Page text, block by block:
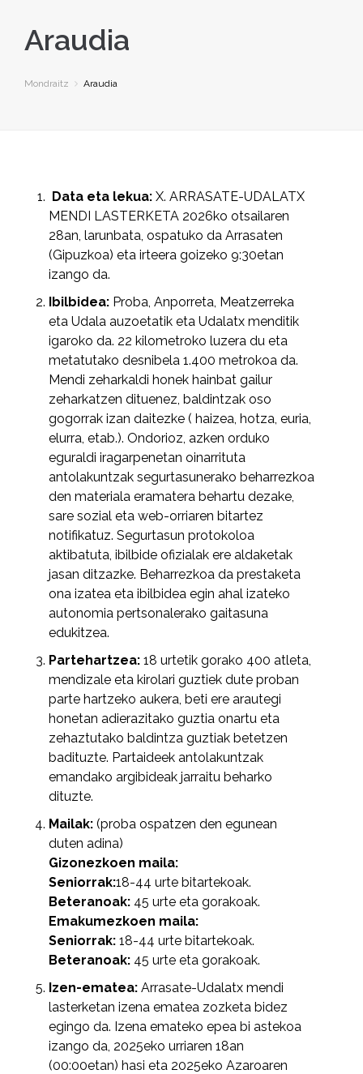
Araudia
Mondraitz Araudia
Data eta lekua: X. ARRASATE-UDALATX
MENDI LASTERKETA 2026ko otsailaren
28an, larunbata, ospatuko da Arrasaten
(Gipuzkoa) eta irteera goizeko 9:30etan
izango da.
Ibilbidea: Proba, Anporreta, Meatzerreka
eta Udala auzoetatik eta Udalatx menditik
igaroko da. 22 kilometroko luzera du eta
metatutako desnibela 1.400 metrokoa da.
Mendi zeharkaldi honek hainbat gailur
zeharkatzen dituenez, baldintzak oso
gogorrak izan daitezke ( haizea, hotza, euria,
elurra, etab.). Ondorioz, azken orduko
eguraldi iragarpenetan oinarrituta
antolakuntzak segurtasunerako beharrezkoa
den materiala eramatera behartu dezake,
sare sozial eta web-orriaren bitartez
notifikatuz. Segurtasun protokoloa
aktibatuta, ibilbide ofizialak ere aldaketak
jasan ditzazke. Beharrezkoa da prestaketa
ona izatea eta ibilbidea egin ahal izateko
autonomia pertsonalerako gaitasuna
edukitzea.
Partehartzea: 18 urtetik gorako 400 atleta,
mendizale eta kirolari guztiek dute proban
parte hartzeko aukera, beti ere arautegi
honetan adierazitako guztia onartu eta
zehaztutako baldintza guztiak betetzen
badituzte. Partaideek antolakuntzak
emandako argibideak jarraitu beharko
dituzte.
Mailak: (proba ospatzen den egunean
duten adina)
Gizonezkoen maila:
Seniorrak:18-44 urte bitartekoak.
Beteranoak: 45 urte eta gorakoak.
Emakumezkoen maila:
Seniorrak: 18-44 urte bitartekoak.
Beteranoak: 45 urte eta gorakoak.
Izen-ematea: Arrasate-Udalatx mendi
lasterketan izena ematea zozketa bidez
egingo da. Izena emateko epea bi astekoa
izango da, 2025eko urriaren 18an
(00:00etan) hasi eta 2025eko Azaroaren